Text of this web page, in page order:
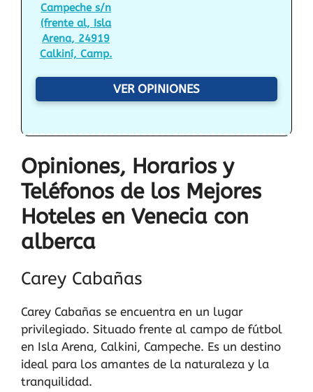
Campeche s/n
(frente al, Isla
Arena, 24919
Calkiní, Camp.
VER OPINIONES
Opiniones, Horarios y
Teléfonos de los Mejores
Hoteles en Venecia con
alberca
Carey Cabañas
Carey Cabañas se encuentra en un lugar
privilegiado. Situado frente al campo de fútbol
en Isla Arena, Calkini, Campeche. Es un destino
ideal para los amantes de la naturaleza y la
tranquilidad.